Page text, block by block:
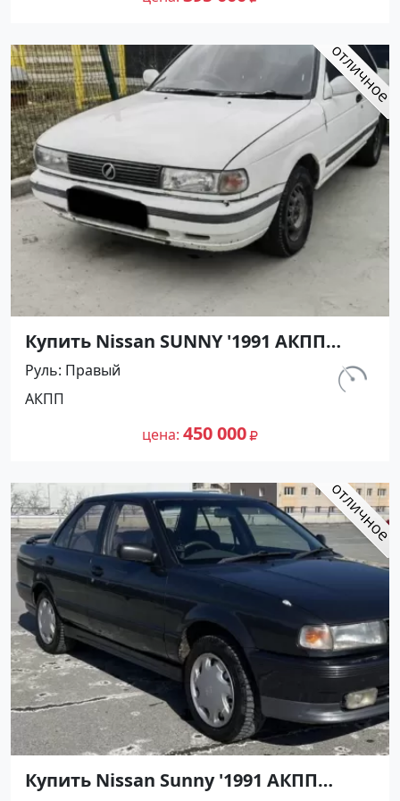
Купить Nissan SUNNY '1991 АКПП
(1400/75 л.с.) Бензин инжектор
Армавир цвет Черный Седан по
цене 450000 рублей, объявление
№27499 на сайте Авторынок23
Руль Правый
АКПП
цена 450 000
Купить Nissan Sunny '1991 АКПП